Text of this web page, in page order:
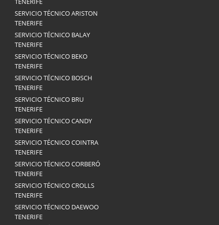
SERVICIO TÉCNICO ARISTON
TENERIFE
SERVICIO TÉCNICO BALAY
TENERIFE
SERVICIO TÉCNICO BEKO
TENERIFE
SERVICIO TÉCNICO BOSCH
TENERIFE
SERVICIO TÉCNICO BRU
TENERIFE
SERVICIO TÉCNICO CANDY
TENERIFE
SERVICIO TÉCNICO COINTRA
TENERIFE
SERVICIO TÉCNICO CORBERÓ
TENERIFE
SERVICIO TÉCNICO CROLLS
TENERIFE
SERVICIO TÉCNICO DAEWOO
TENERIFE